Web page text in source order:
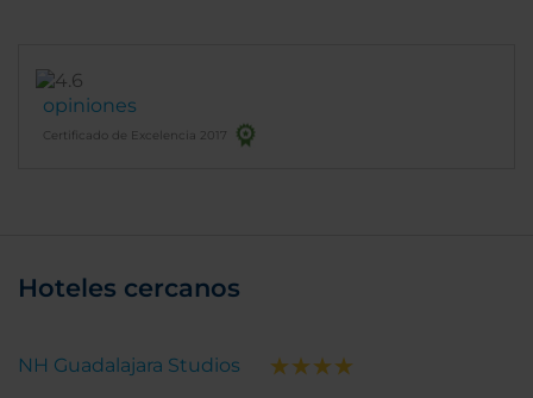
opiniones
Certificado de Excelencia 2017
Hoteles cercanos
NH Guadalajara Studios